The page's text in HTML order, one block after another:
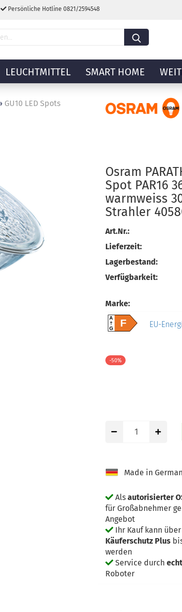
Persönliche Hotline 0821/2594548
LEUCHTMITTEL SMART HOME
GU10 LED Spots
Osram
Spot PAR16
warmweiss
Strahler
Art.Nr.:
Lieferzeit:
Lagerbestand:
Verfügbarkeit:
Marke:
A
GF EU-
-50%
Made in
Als autorisierter
für Großabnehmer
Angebot
Ihr Kauf kann über
Käuferschutz Plus
werden
Service durch
Roboter